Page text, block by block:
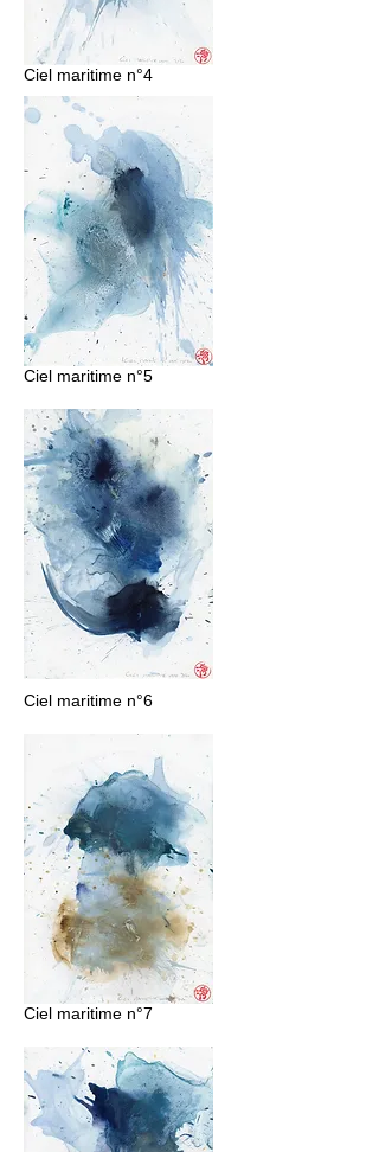
Ciel maritime n°4
Ciel maritime n°5
Ciel maritime n°6
Ciel maritime n°7